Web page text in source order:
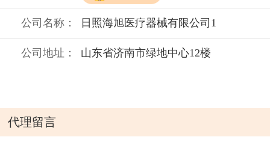
位为客户提供从配方设计到工艺流
程，从产品生产到市场营销等角度的
诊断和服务。十六年来，公司的OEM
注意事项：
公司名称： 日照海旭医疗器械有限公司1
公司地址： 山东省济南市绿地中心12楼
代理留言